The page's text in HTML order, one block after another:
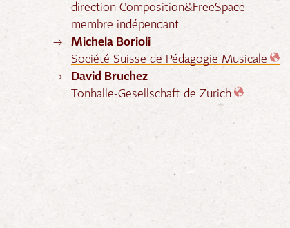
direction Composition&FreeSpace
membre indépendant
Michela Borioli
Société Suisse de Pédagogie Musicale
David Bruchez
Tonhalle-Gesellschaft de Zurich